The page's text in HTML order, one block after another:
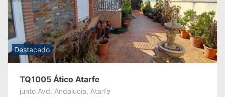
Destacado
TQ1005 Ático Atarfe
junto Avd. Andalucia, Atarfe